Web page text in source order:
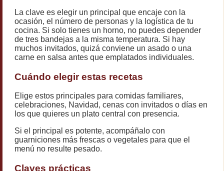
La clave es elegir un principal que encaje con la
ocasión, el número de personas y la logística de tu
cocina. Si solo tienes un horno, no puedes depender
de tres bandejas a la misma temperatura. Si hay
muchos invitados, quizá conviene un asado o una
carne en salsa antes que emplatados individuales.
Cuándo elegir estas recetas
Elige estos principales para comidas familiares,
celebraciones, Navidad, cenas con invitados o días en
los que quieres un plato central con presencia.
Si el principal es potente, acompáñalo con
guarniciones más frescas o vegetales para que el
menú no resulte pesado.
Claves prácticas